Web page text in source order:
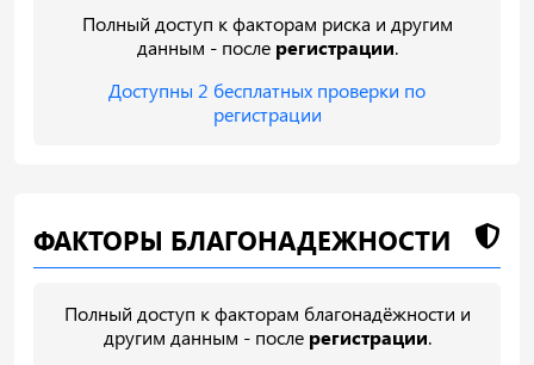
Полный доступ к факторам риска и другим
данным - после регистрации.
Доступны 2 бесплатных проверки по
регистрации
ФАКТОРЫ БЛАГОНАДЕЖНОСТИ
Полный доступ к факторам благонадёжности и
другим данным - после регистрации.